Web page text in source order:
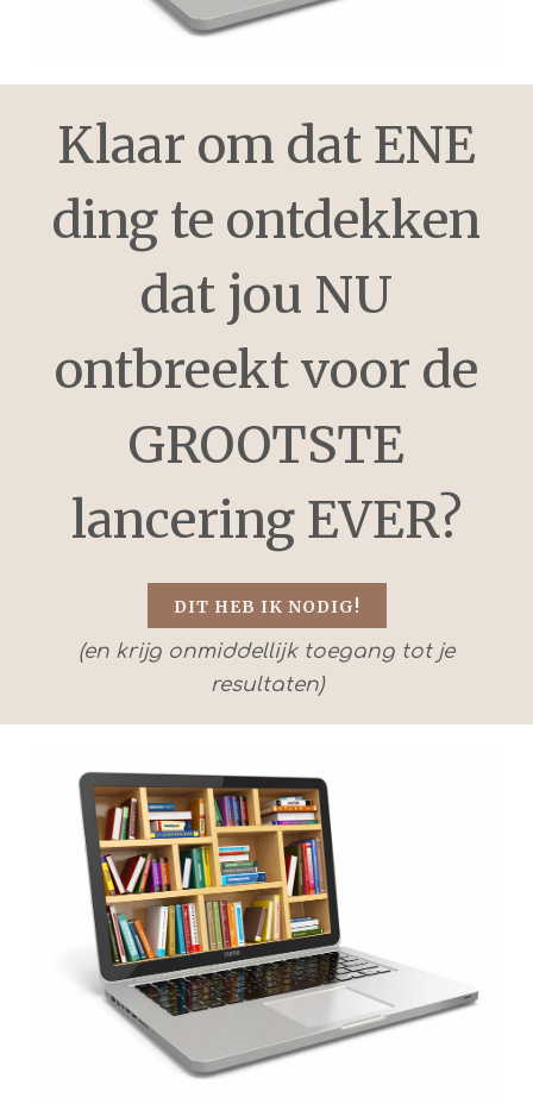
Klaar om dat ENE
ding te ontdekken
dat jou NU
ontbreekt voor de
GROOTSTE
lancering EVER?
DIT HEB IK NODIG!
(en krijg onmiddellijk toegang tot je
resultaten)